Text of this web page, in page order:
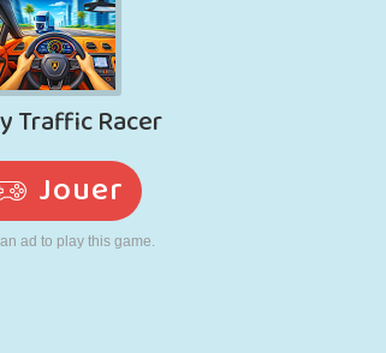
MONSTRE
POURSUITE ÉCOLE